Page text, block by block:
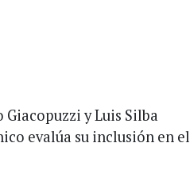
Giacopuzzi y Luis Silba
evalúa su inclusión en el